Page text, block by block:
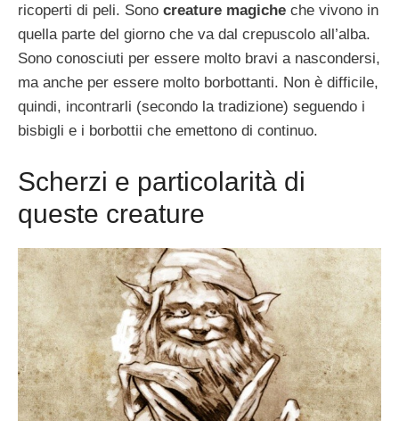
ricoperti di peli. Sono creature magiche che vivono in
quella parte del giorno che va dal crepuscolo all’alba.
Sono conosciuti per essere molto bravi a nascondersi,
ma anche per essere molto borbottanti. Non è difficile,
quindi, incontrarli (secondo la tradizione) seguendo i
bisbigli e i borbottii che emettono di continuo.
Scherzi e particolarità di
queste creature